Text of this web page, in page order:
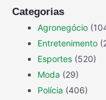
Categorias
Agronegócio
Entretenimento
Esportes (520)
Moda (29)
Polícia (406)